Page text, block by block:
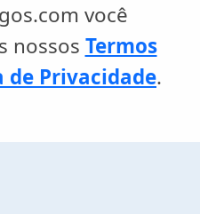
você
nossos Termos
de Privacidade.